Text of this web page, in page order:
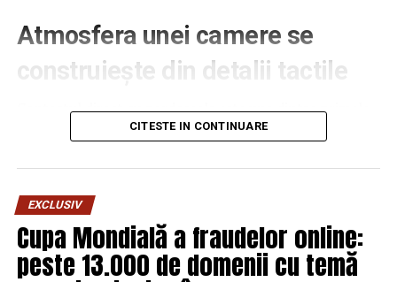
Pentru noi, istoria se învîrte mai repede – Comisarul de
Prahova
Atmosfera unei camere se
construiește din detalii tactile
Contactul direct cu pardoseala este una dintre primele
senzații fizice pe care le are un oaspete atunci când
pe drum, seara târziu. Textura și moliciunea potrivite,
oferite democheta hotel
care este percepută o cameră, chiar dacă restul
mobilierului rămâne identic de la o unitate la alta din
același lanț hotelier internațional.
CITESTE IN CONTINUARE
EXCLUSIV
Cupa Mondială a fraudelor online:
peste 13.000 de domenii cu temă